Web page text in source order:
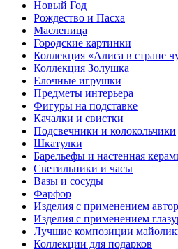
Новый Год
Рождество и Пасха
Масленица
Городские картинки
Коллекция «Алиса в стране
Коллекция Золушка
Елочные игрушки
Предметы интерьера
Фигуры на подставке
Качалки и свистки
Подсвечники и колокольчики
Шкатулки
Барельефы и настенная
Светильники и часы
Вазы и сосуды
Фарфор
Изделия с применением
Изделия с применением
Лучшие композиции
Коллекции для подарков